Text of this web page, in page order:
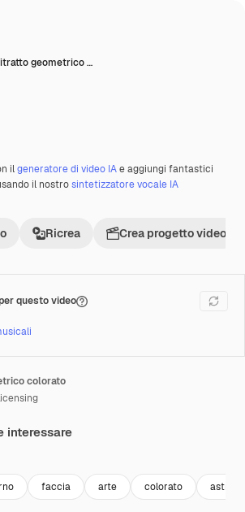
geometrico …
ilgeneratore di video IAe aggiungi fantastici
il nostrosintetizzatore vocale IA
Ricrea Crea progetto video
questo video
colorato
interessare
faccia arte colorato astratto